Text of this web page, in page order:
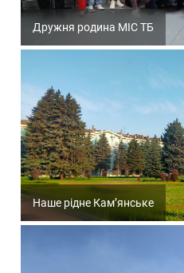
Дружня родина МІС ТБ
Наше рідне Кам’янське